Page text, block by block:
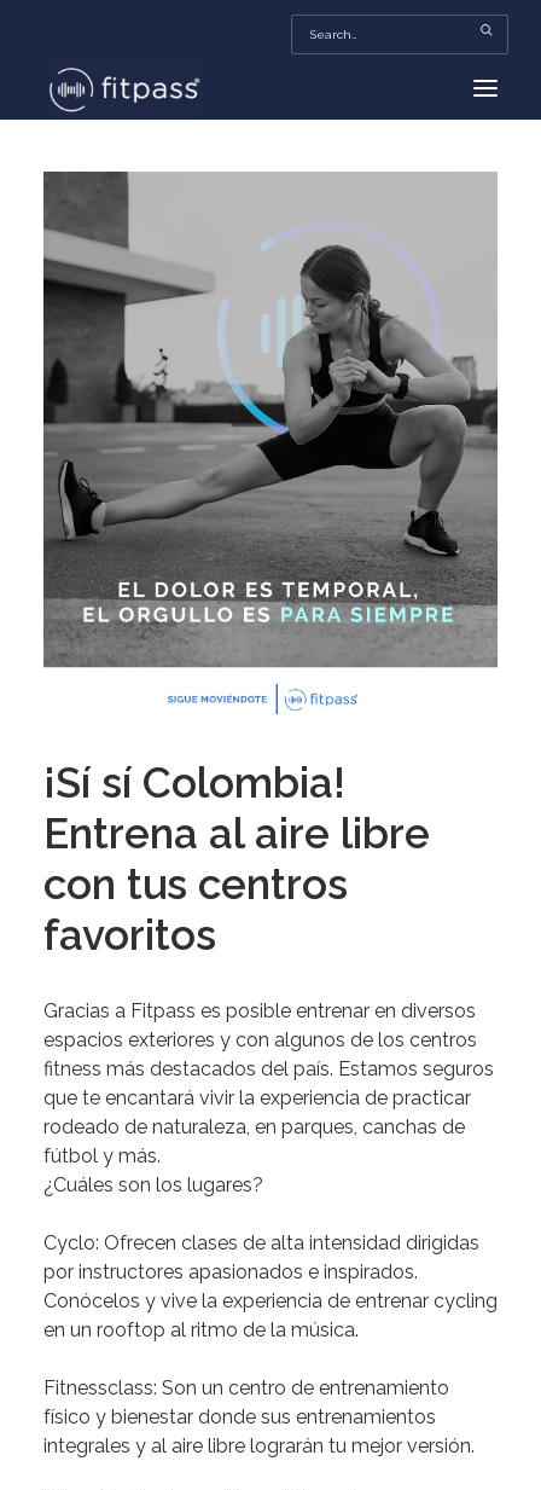
HOME
BEAUTY
FITPASS TV
FITBIZ
TRENDS
MORE…
¡Sí sí Colombia!
Entrena al aire libre
con tus centros
favoritos
Gracias a Fitpass es posible entrenar en diversos
espacios exteriores y con algunos de los centros
fitness más destacados del país. Estamos seguros
que te encantará vivir la experiencia de practicar
rodeado de naturaleza, en parques, canchas de
fútbol y más.
¿Cuáles son los lugares?
Cyclo: Ofrecen clases de alta intensidad dirigidas
por instructores apasionados e inspirados.
Conócelos y vive la experiencia de entrenar cycling
en un rooftop al ritmo de la música.
Fitnessclass: Son un centro de entrenamiento
físico y bienestar donde sus entrenamientos
integrales y al aire libre lograrán tu mejor versión.